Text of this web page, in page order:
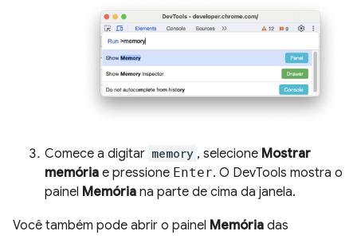
Comece a digitar memory , selecione Mostrar
memória e pressione Enter. O DevTools mostra o
painel Memória na parte de cima da janela.
Você também pode abrir o painel Memória das